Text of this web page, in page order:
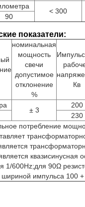
< 300
90
показатели:
номинальная
мощность
свечи
допустимое
отклонение
%
Кв
± 3
200
230
потребление
1/600Hz;для 90Ω
шириной импульса 100